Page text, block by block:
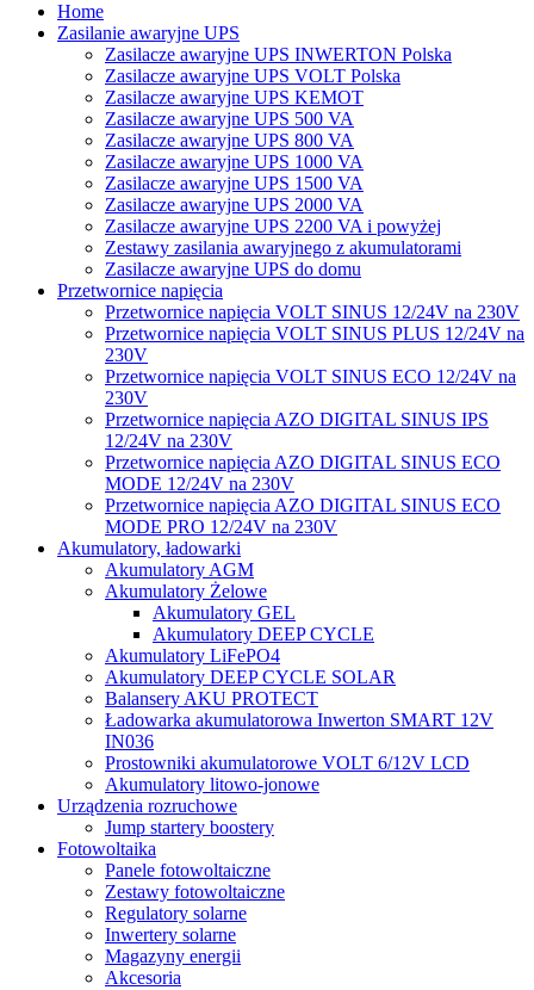
Home
Zasilanie awaryjne UPS
Zasilacze awaryjne UPS INWERTON Polska
Zasilacze awaryjne UPS VOLT Polska
Zasilacze awaryjne UPS KEMOT
Zasilacze awaryjne UPS 500 VA
Zasilacze awaryjne UPS 800 VA
Zasilacze awaryjne UPS 1000 VA
Zasilacze awaryjne UPS 1500 VA
Zasilacze awaryjne UPS 2000 VA
Zasilacze awaryjne UPS 2200 VA i powyżej
Zestawy zasilania awaryjnego z akumulatorami
Zasilacze awaryjne UPS do domu
Przetwornice napięcia
Przetwornice napięcia VOLT SINUS 12/24V na 230V
Przetwornice napięcia VOLT SINUS PLUS 12/24V na
230V
Przetwornice napięcia VOLT SINUS ECO 12/24V na
230V
Przetwornice napięcia AZO DIGITAL SINUS IPS
12/24V na 230V
Przetwornice napięcia AZO DIGITAL SINUS ECO
MODE 12/24V na 230V
Przetwornice napięcia AZO DIGITAL SINUS ECO
MODE PRO 12/24V na 230V
Akumulatory, ładowarki
Akumulatory AGM
Akumulatory Żelowe
Akumulatory GEL
Akumulatory DEEP CYCLE
Akumulatory LiFePO4
Akumulatory DEEP CYCLE SOLAR
Balansery AKU PROTECT
Ładowarka akumulatorowa Inwerton SMART 12V
IN036
Prostowniki akumulatorowe VOLT 6/12V LCD
Akumulatory litowo-jonowe
Urządzenia rozruchowe
Jump startery boostery
Fotowoltaika
Panele fotowoltaiczne
Zestawy fotowoltaiczne
Regulatory solarne
Inwertery solarne
Magazyny energii
Akcesoria